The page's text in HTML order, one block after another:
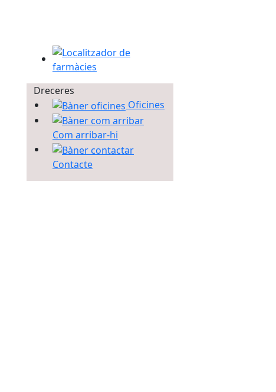
Localitzador de farmàcies
Dreceres
Oficines
Com arribar-hi
Contacte